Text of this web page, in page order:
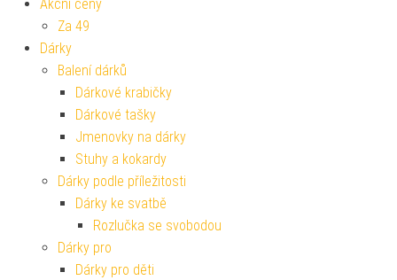
Akční ceny
Za 49
Dárky
Balení dárků
Dárkové krabičky
Dárkové tašky
Jmenovky na dárky
Stuhy a kokardy
Dárky podle příležitosti
Dárky ke svatbě
Rozlučka se svobodou
Dárky pro
Dárky pro děti